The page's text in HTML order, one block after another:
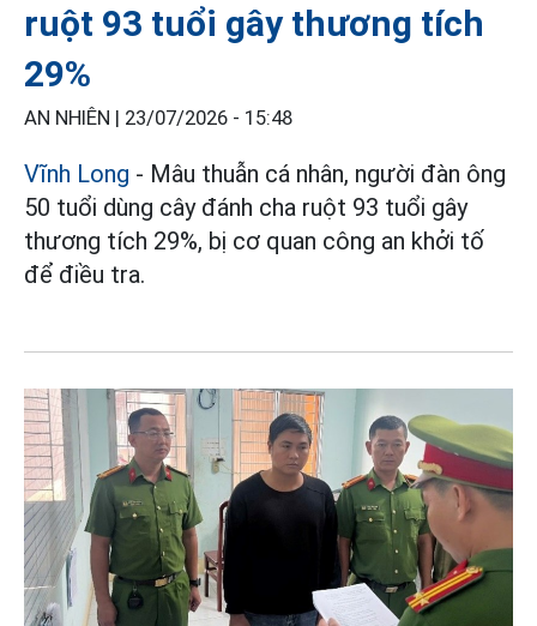
ruột 93 tuổi gây thương tích
29%
AN NHIÊN | 23/07/2026 - 15:48
Vĩnh Long - Mâu thuẫn cá nhân, người đàn ông
50 tuổi dùng cây đánh cha ruột 93 tuổi gây
thương tích 29%, bị cơ quan công an khởi tố
để điều tra.